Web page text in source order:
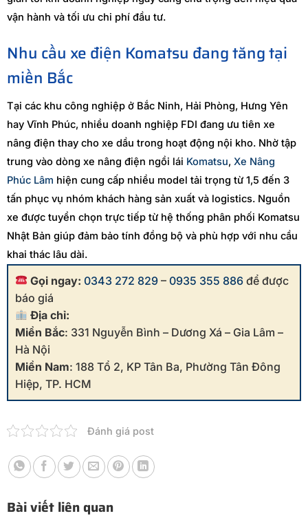
vận hành và tối ưu chi phí đầu tư.
Nhu cầu xe điện Komatsu đang tăng tại
miền Bắc
Tại các khu công nghiệp ở Bắc Ninh, Hải Phòng, Hưng Yên
hay Vĩnh Phúc, nhiều doanh nghiệp FDI đang ưu tiên xe
nâng điện thay cho xe dầu trong hoạt động nội kho. Nhờ tập
trung vào dòng xe nâng điện ngồi lái Komatsu, Xe Nâng
Phúc Lâm hiện cung cấp nhiều model tải trọng từ 1,5 đến 3
tấn phục vụ nhóm khách hàng sản xuất và logistics. Nguồn
xe được tuyển chọn trực tiếp từ hệ thống phân phối Komatsu
Nhật Bản giúp đảm bảo tính đồng bộ và phù hợp với nhu cầu
khai thác lâu dài.
Gọi ngay: 0343 272 829 –0935 355 886 để được
báo giá
Địa chỉ:
Miền Bắc: 331 Nguyễn Bình – Dương Xá – Gia Lâm –
Hà Nội
Miền Nam: 188 Tổ 2, KP Tân Ba, Phường Tân Đông
Hiệp, TP. HCM
Đánh giá post
Bài viết liên quan